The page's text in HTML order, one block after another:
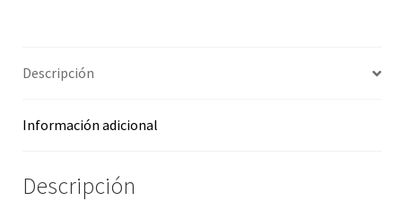
Quienes somos
Términos y condiciones
Descripción
Información adicional
Descripción